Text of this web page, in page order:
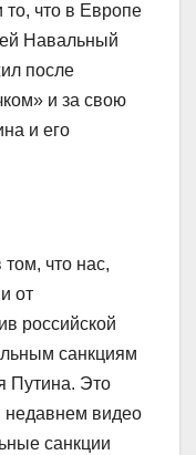
то, что в Европе
Навальный
после
и за свою
и его
что нас,
от
российской
санкциям
Путина. Это
видео
санкции